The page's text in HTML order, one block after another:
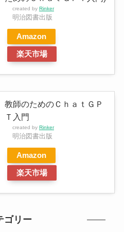
created by Rinker
明治図書出版
Amazon
楽天市場
教師のためのＣｈａｔＧＰ
Ｔ入門
created by Rinker
明治図書出版
Amazon
楽天市場
ゴリー